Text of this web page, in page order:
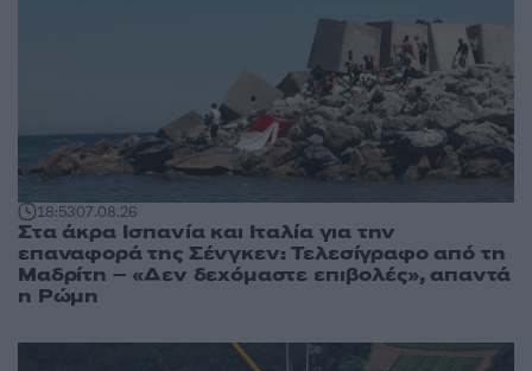
18:5307.08.26
Στα άκρα Ισπανία και Ιταλία για την
επαναφορά της Σένγκεν: Τελεσίγραφο από τη
Μαδρίτη – «Δεν δεχόμαστε επιβολές», απαντά
η Ρώμη